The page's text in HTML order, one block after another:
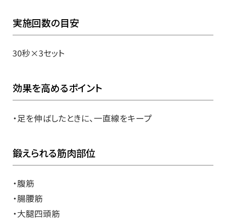
実施回数の目安
30秒×3セット
効果を高めるポイント
・足を伸ばしたときに、一直線をキープ
鍛えられる筋肉部位
・腹筋
・腸腰筋
・大腿四頭筋